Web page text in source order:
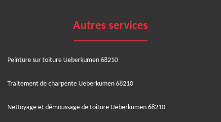
Autres services
Peinture sur toiture Ueberkumen 68210
Traitement de charpente Ueberkumen 68210
Nettoyage et démoussage de toiture Ueberkumen 68210